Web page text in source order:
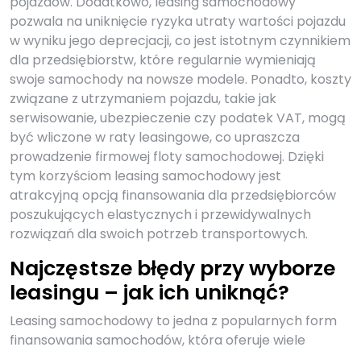
pozwala na uniknięcie ryzyka utraty wartości pojazdu
w wyniku jego deprecjacji, co jest istotnym czynnikiem
dla przedsiębiorstw, które regularnie wymieniają
swoje samochody na nowsze modele. Ponadto, koszty
związane z utrzymaniem pojazdu, takie jak
serwisowanie, ubezpieczenie czy podatek VAT, mogą
być wliczone w raty leasingowe, co upraszcza
prowadzenie firmowej floty samochodowej. Dzięki
tym korzyściom leasing samochodowy jest
atrakcyjną opcją finansowania dla przedsiębiorców
poszukujących elastycznych i przewidywalnych
rozwiązań dla swoich potrzeb transportowych.
Najczęstsze błędy przy wyborze
leasingu – jak ich uniknąć?
Leasing samochodowy to jedna z popularnych form
finansowania samochodów, która oferuje wiele